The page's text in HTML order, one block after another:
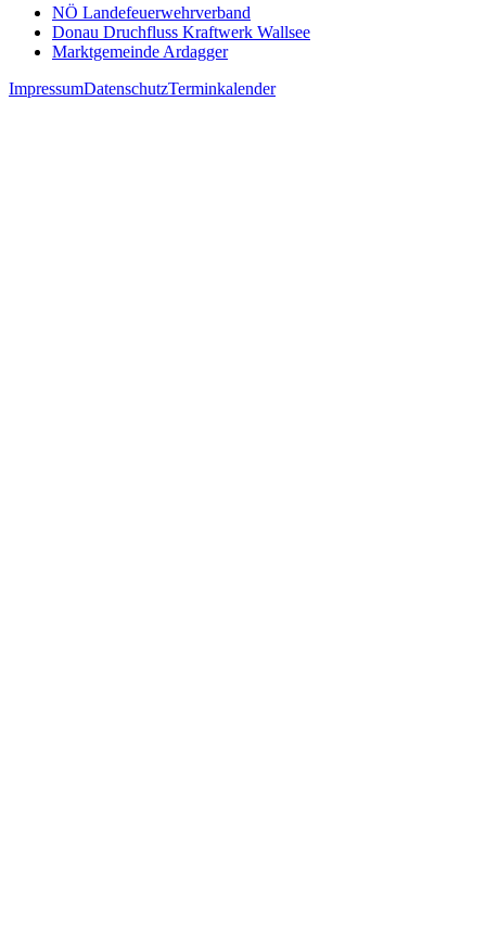
NÖ Landefeuerwehrverband
Donau Druchfluss Kraftwerk Wallsee
Marktgemeinde Ardagger
ImpressumDatenschutzTerminkalender